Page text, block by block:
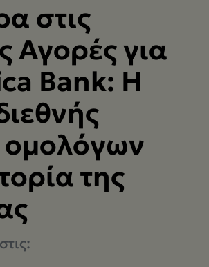
στις
Αγορές για
Bank: Η
της